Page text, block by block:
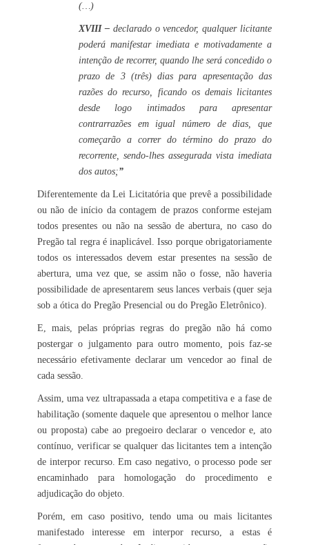
(…)
XVIII –declarado o vencedor, qualquer licitante
poderá manifestar imediata e motivadamente a
intenção de recorrer, quando lhe será concedido o
prazo de 3 (três) dias para apresentação das
razões do recurso, ficando os demais licitantes
desde logo intimados para apresentar
contrarrazões em igual número de dias, que
começarão a correr do término do prazo do
recorrente, sendo-lhes assegurada vista imediata
dos autos;”
Diferentemente da Lei Licitatória que prevê a possibilidade
ou não de início da contagem de prazos conforme estejam
todos presentes ou não na sessão de abertura, no caso do
Pregão tal regra é inaplicável. Isso porque obrigatoriamente
todos os interessados devem estar presentes na sessão de
abertura, uma vez que, se assim não o fosse, não haveria
possibilidade de apresentarem seus lances verbais (quer seja
sob a ótica do Pregão Presencial ou do Pregão Eletrônico).
E, mais, pelas próprias regras do pregão não há como
postergar o julgamento para outro momento, pois faz-se
necessário efetivamente declarar um vencedor ao final de
cada sessão.
Assim, uma vez ultrapassada a etapa competitiva e a fase de
habilitação (somente daquele que apresentou o melhor lance
ou proposta) cabe ao pregoeiro declarar o vencedor e, ato
contínuo, verificar se qualquer das licitantes tem a intenção
de interpor recurso. Em caso negativo, o processo pode ser
encaminhado para homologação do procedimento e
adjudicação do objeto.
Porém, em caso positivo, tendo uma ou mais licitantes
manifestado interesse em interpor recurso, a estas é